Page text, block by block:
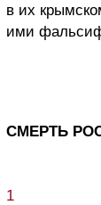
в их
ими
СМЕРТЬ
1